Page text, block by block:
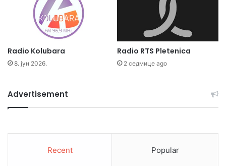
Radio Kolubara
8. јун 2026.
Radio RTS Pletenica
2 седмице ago
Advertisement
Recent Popular